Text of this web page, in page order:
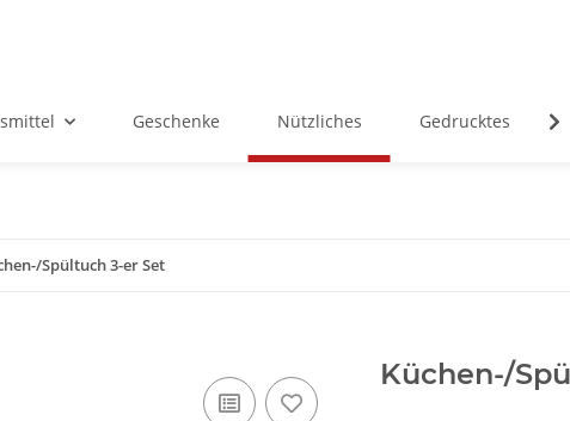
Geschenke Nützliches Gedrucktes
Spültuch 3-er Set
Küchen-/